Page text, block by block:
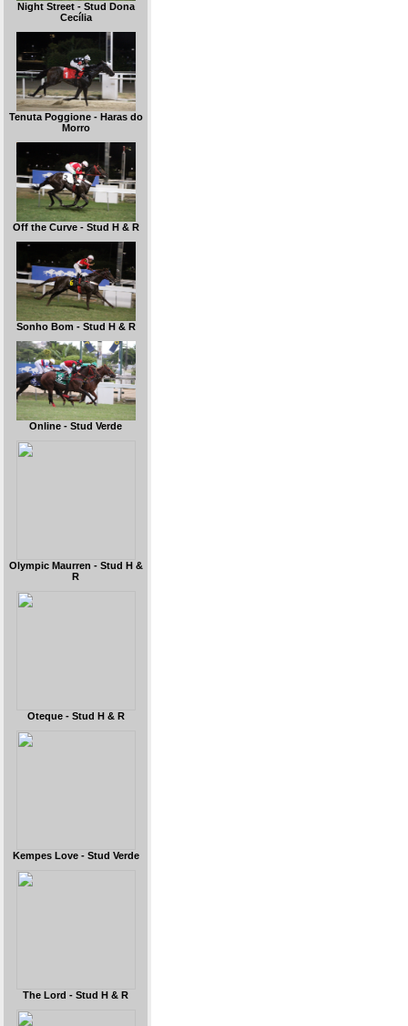
Night Street - Stud Dona
Cecília
Tenuta Poggione - Haras do
Morro
Off the Curve - Stud H & R
Sonho Bom - Stud H & R
Online - Stud Verde
Olympic Maurren - Stud H &
R
Oteque - Stud H & R
Kempes Love - Stud Verde
The Lord - Stud H & R